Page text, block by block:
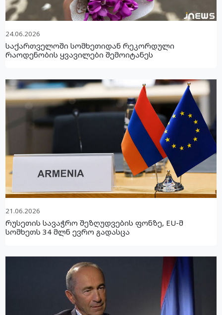
24.06.2026
საქართველოში სომხეთიდან რეკორდული
რაოდენობის ყვავილები შემოიტანეს
21.06.2026
რუსეთის სავაჭრო შეზღუდვების ფონზე, EU-მ
სომხეთს 34 მლნ ევრო გადასცა